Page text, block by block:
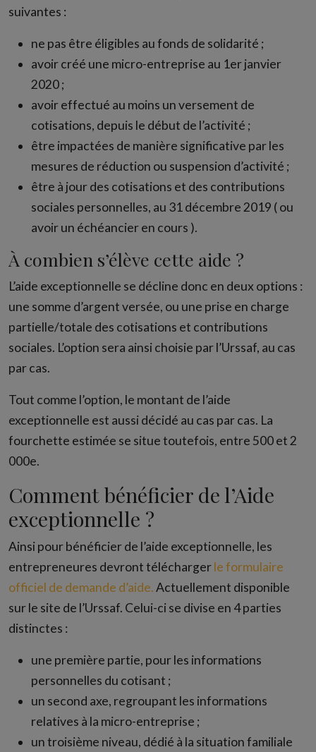
suivantes :
ne pas être éligibles au fonds de solidarité ;
avoir créé une micro-entreprise au 1er janvier
2020 ;
avoir effectué au moins un versement de
cotisations, depuis le début de l’activité ;
être impactées de manière significative par les
mesures de réduction ou suspension d’activité ;
être à jour des cotisations et des contributions
sociales personnelles, au 31 décembre 2019 ( ou
avoir un échéancier en cours ).
À combien s’élève cette aide ?
L’aide exceptionnelle se décline donc en deux options :
une somme d’argent versée, ou une prise en charge
partielle/totale des cotisations et contributions
sociales. L’option sera ainsi choisie par l’Urssaf, au cas
par cas.
Tout comme l’option, le montant de l’aide
exceptionnelle est aussi décidé au cas par cas. La
fourchette estimée se situe toutefois, entre 500 et 2
000e.
Comment bénéficier de l’Aide
exceptionnelle ?
Ainsi pour bénéficier de l’aide exceptionnelle, les
entrepreneures devront téléchargerle formulaire
officiel de demande d’aide.Actuellement disponible
sur le site de l’Urssaf. Celui-ci se divise en 4 parties
distinctes :
une première partie, pour les informations
personnelles du cotisant ;
un second axe, regroupant les informations
relatives à la micro-entreprise ;
un troisième niveau, dédié à la situation familiale